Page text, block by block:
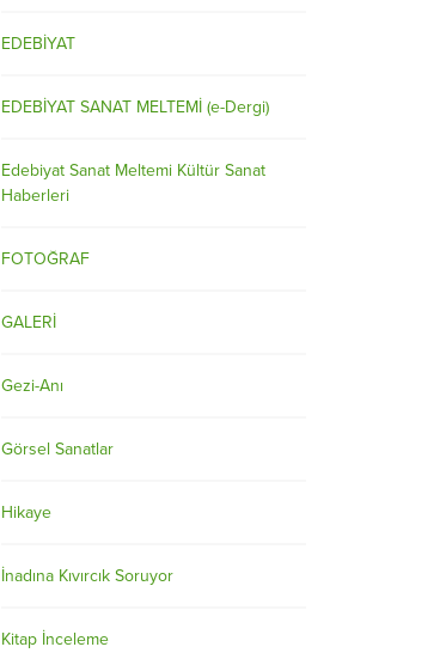
EDEBİYAT
EDEBİYAT SANAT MELTEMİ (e-Dergi)
Edebiyat Sanat Meltemi Kültür Sanat
Haberleri
FOTOĞRAF
GALERİ
Gezi-Anı
Görsel Sanatlar
Hikaye
İnadına Kıvırcık Soruyor
Kitap İnceleme